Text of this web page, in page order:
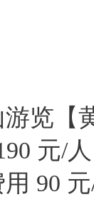
览【
元/
90